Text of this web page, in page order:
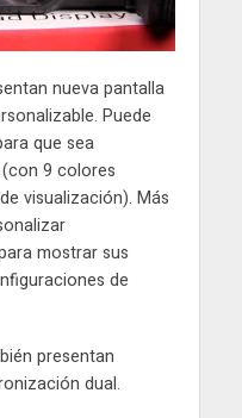
nueva pantalla
Puede
que sea
9 colores
visualización). Más
mostrar sus
de
presentan
dual.